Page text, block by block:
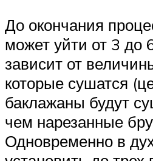
До окончания
может уйти от 3 до
зависит от
которые сушатся
баклажаны будут
чем нарезанные
Одновременно в